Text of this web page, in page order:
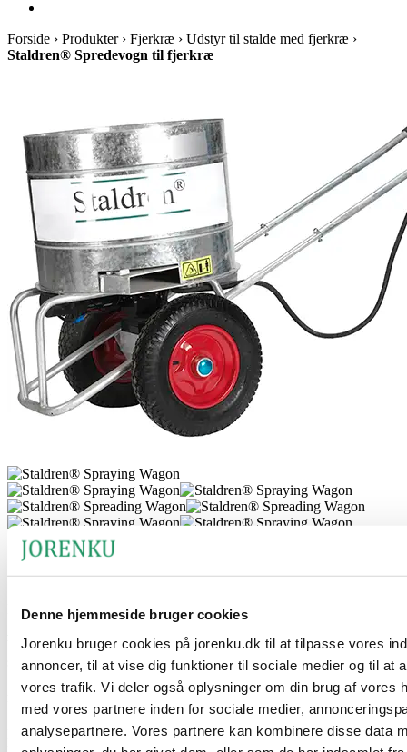
Denne hjemmeside bruger cookies
Jorenku bruger cookies på jorenku.dk til at tilpasse vores
annoncer, til at vise dig funktioner til sociale medier og til at
vores trafik. Vi deler også oplysninger om din brug af vores
med vores partnere inden for sociale medier,
analysepartnere. Vores partnere kan kombinere disse data
Forside › Produkter› Fjerkræ › Udstyr til stalde med fjerkræ ›
Staldren® Spredevogn til fjerkræ
Staldren ®
Dette er en praktisk og effektiv spredevogn til
blive skubbet manuelt og sikrer en effektiv desinfektion af specielt
store arealer som fx slagtekyllingehuse.
En af fordelene ved denne spredevogn er dens store kapacitet på 50